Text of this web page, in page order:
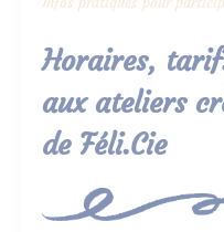
Horaires,
aux ateliers
de Féli.Cie